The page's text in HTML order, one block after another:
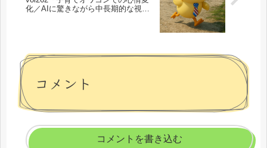
化／AIに驚きながら中長期的な視点
コメント
コメントを書き込む